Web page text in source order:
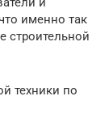
именно так
строительной
техники по